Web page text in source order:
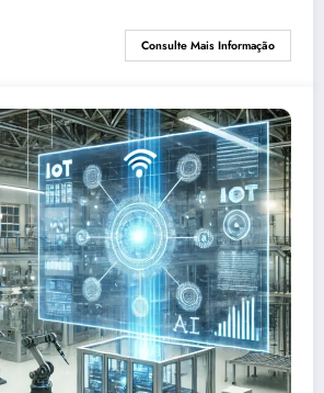
Consulte Mais Informação